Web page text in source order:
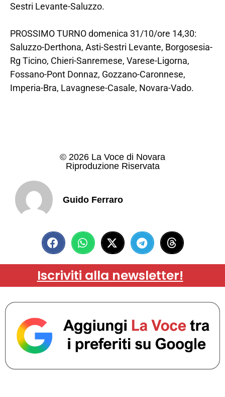
Sestri Levante-Saluzzo.
PROSSIMO TURNO domenica 31/10/ore 14,30:
Saluzzo-Derthona, Asti-Sestri Levante, Borgosesia-
Rg Ticino, Chieri-Sanremese, Varese-Ligorna,
Fossano-Pont Donnaz, Gozzano-Caronnese,
Imperia-Bra, Lavagnese-Casale, Novara-Vado.
© 2026 La Voce di Novara
Riproduzione Riservata
Guido Ferraro
Iscriviti alla newsletter!